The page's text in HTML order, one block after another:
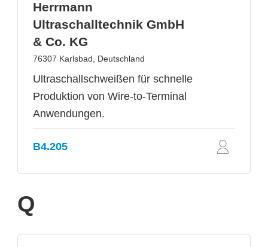
Herrmann
Ultraschalltechnik GmbH
& Co. KG
76307 Karlsbad, Deutschland
Ultraschallschweißen für schnelle
Produktion von Wire-to-Terminal
Anwendungen.
B4.205
Q